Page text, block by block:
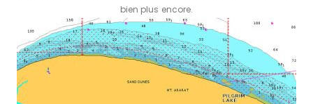
bien plus encore.